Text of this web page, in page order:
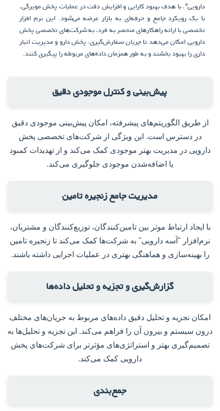
دارویی"، با هدف بهبود کارایی و افزایش دقت در عملیات پخش مویرگی،
با یک رویکرد جامع و حرفه‌ای به بازار عرضه می‌شود. این نرم افزار
تخصصی با ارائه راهکارهای منحصر به فرد، به شرکت‌های تخصصی پخش
دارویی امکان می‌دهد تا جریان سفارش‌گیری، پخش دارو و مدیریت انبار
داری را بهبود بخشند و به طور همزمان داده‌های مربوطه را پیگیری کنند.
پیش‌بینی و کنترل موجودی دقیق
از طریق الگوریتم‌های پیشرفته، امکان پیش‌بینی موجودی دقیق
در دسترس است. این ویژگی از شرکت‌های تخصصی پخش
دارویی در مدیریت بهتر موجودی کمک می‌کند و از تهدیدات کمبود
یا اضافه‌شدن موجودی جلوگیری می‌کند.
مدیریت جامع زنجیره تامین
با ایجاد ارتباط موثر بین تامین‌کنندگان، توزیع‌کنندگان و مشتریان،
نرم‌افزار "آسه دارویی" به شرکت‌ها کمک می‌کند تا زنجیره تامین
را بهینه‌سازی و هماهنگی بهتری در عملیات اجرایی داشته باشند.
گزارش‌گیری و تجزیه و تحلیل داده‌ها
امکان تجزیه و تحلیل دقیق داده‌های مربوط به جریان‌های مختلف
درون سیستم و بیرون آن را فراهم می‌کند. این تجزیه و تحلیل‌ها به
تصمیم‌گیری بهتر و استراتژی‌های مؤثرتر برای شرکت‌های پخش
دارویی کمک می‌کند.
جمع‌بندی